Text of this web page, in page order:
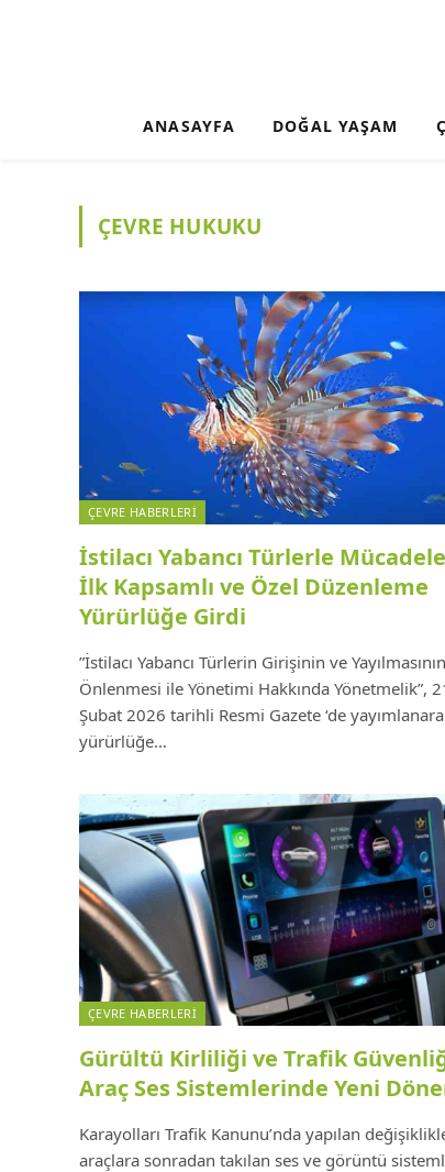
ANASAYFA DOĞAL YAŞAM
ÇEVRE HUKUKU
ÇEVRE HABERLERI
İstilacı Yabancı Türlerle
İlk Kapsamlı ve Özel Düzenleme
Yürürlüğe Girdi
​”İstilacı Yabancı Türlerin Girişinin ve Yayılmasının
Önlenmesi ile Yönetimi Hakkında Yönetmelik”,
Şubat 2026 tarihli Resmi Gazete ‘de
yürürlüğe…
ÇEVRE HABERLERI
Gürültü Kirliliği ve Trafik
Araç Ses Sistemlerinde Yeni
Karayolları Trafik Kanunu’nda yapılan
araçlara sonradan takılan ses ve görüntü